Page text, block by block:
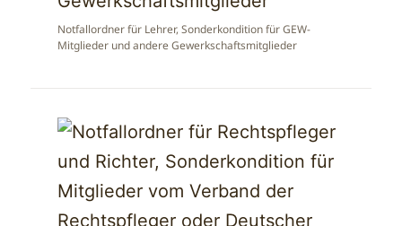
Notfallordner für Lehrer, Sonderkondition für GEW-
Mitglieder und andere Gewerkschaftsmitglieder